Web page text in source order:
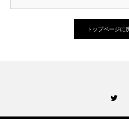
トップページに